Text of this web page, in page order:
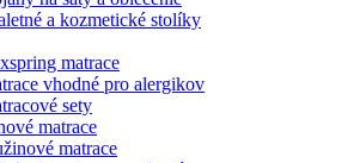
a kozmetické stolíky
matrace
vhodné pro alergikov
sety
matrace
matrace